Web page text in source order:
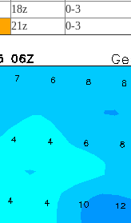
18z
0-3
21z 0-3